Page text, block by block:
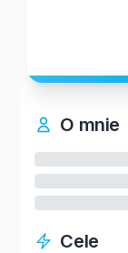
O mnie
Cele